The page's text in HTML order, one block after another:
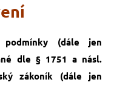
(dále jen
dle § 1751 a násl.
zákoník (dále jen